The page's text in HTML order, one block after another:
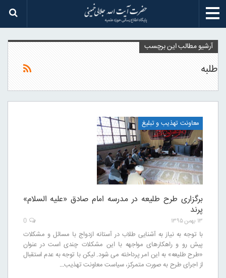
آرشیو مطالب این برچسب
طلبه
معاونت تهذیب و تبلیغ
برگزاری طرح طلیعه در مدرسه امام صادق «علیه السلام»
پرند
۱۳ بهمن ۱۳۹۵ 0
با توجه به نیاز به آشنایی طلاب در آستانه ازدواج با مسائل و مشکلات
پیش رو و راهکارهای مواجهه با این مشکلات چندی است در عنوان
«طرح طلیعه» به این امر پرداخته می شود. لیکن با توجه به عدم استقبال
از اجرای طرح به صورت متمرکز، سیاست معاونت تهذیب…